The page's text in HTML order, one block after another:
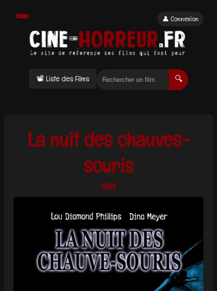
📽 Liste des Films 🔍
👤 Connexion
La nuit des chauves-
souris
1999